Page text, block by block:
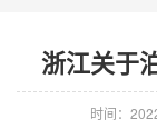
浙江关于
时间：